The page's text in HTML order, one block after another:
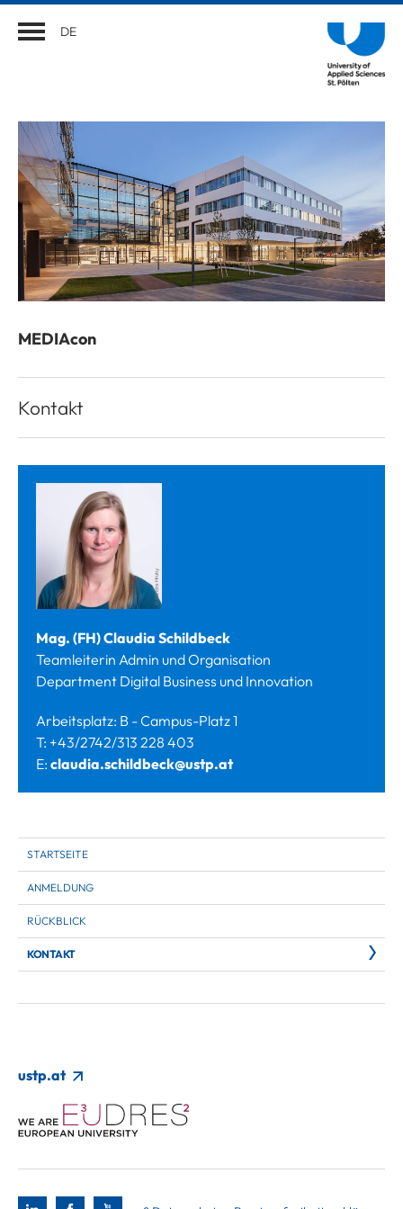
DE
MEDIAcon
Kontakt
Mag. (FH) Claudia Schildbeck
Teamleiterin Admin und Organisation
Department Digital Business und Innovation
Arbeitsplatz: B - Campus-Platz 1
T: +43/2742/313 228 403
E: claudia.schildbeck@ustp.at
STARTSEITE
ANMELDUNG
RÜCKBLICK
KONTAKT
ustp.at